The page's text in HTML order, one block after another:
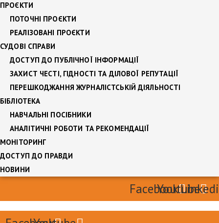
ПРОЄКТИ
ПОТОЧНІ ПРОЄКТИ
РЕАЛІЗОВАНІ ПРОЄКТИ
СУДОВІ СПРАВИ
ДОСТУП ДО ПУБЛІЧНОЇ ІНФОРМАЦІЇ
ЗАХИСТ ЧЕСТІ, ГІДНОСТІ ТА ДІЛОВОЇ РЕПУТАЦІЇ
ПЕРЕШКОДЖАННЯ ЖУРНАЛІСТСЬКІЙ ДІЯЛЬНОСТІ
БІБЛІОТЕКА
НАВЧАЛЬНІ ПОСІБНИКИ
АНАЛІТИЧНІ РОБОТИ ТА РЕКОМЕНДАЦІЇ
МОНІТОРИНГ
ДОСТУП ДО ПРАВДИ
НОВИНИ
FacebookYoutube